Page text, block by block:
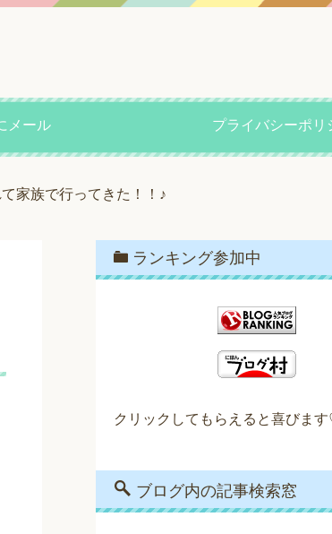
メール プライバシーポリ
家族で行ってきた！！♪
ランキング参加中
クリックしてもらえると喜びま
ブログ内の記事検索窓